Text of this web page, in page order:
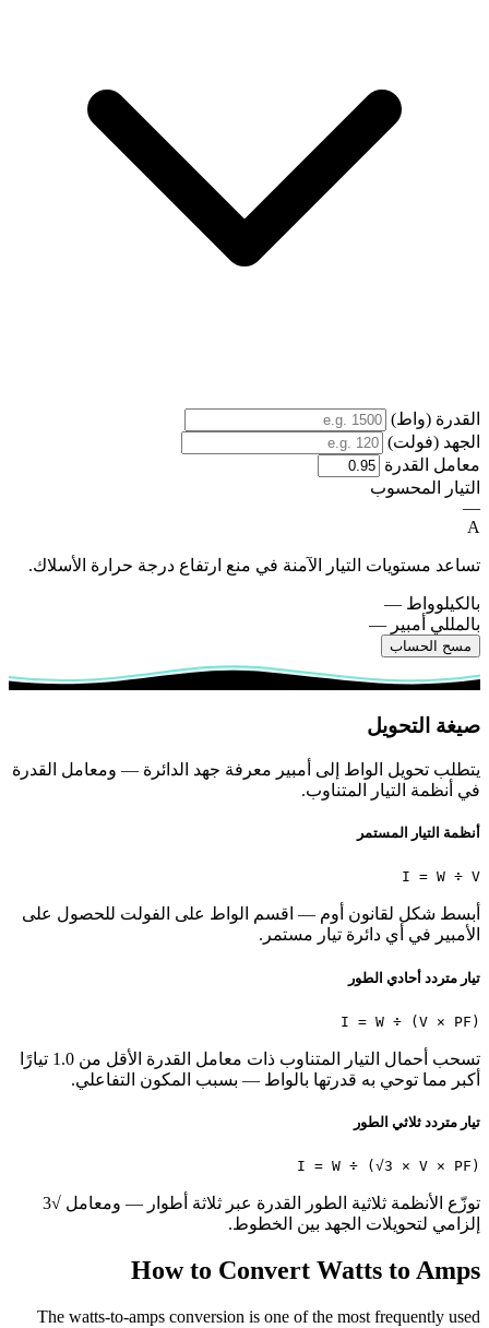
القدرة (واط)
الجهد (فولت)
معامل القدرة
التيار المحسوب
—
A
تساعد مستويات التيار الآمنة في منع ارتفاع درجة حرارة الأسلاك.
بالكيلوواط —
بالمللي أمبير —
مسح الحساب
صيغة التحويل
يتطلب تحويل الواط إلى أمبير معرفة جهد الدائرة — ومعامل القدرة
في أنظمة التيار المتناوب.
أنظمة التيار المستمر
I = W ÷ V
أبسط شكل لقانون أوم — اقسم الواط على الفولت للحصول على
الأمبير في أي دائرة تيار مستمر.
تيار متردد أحادي الطور
I = W ÷ (V × PF)
تسحب أحمال التيار المتناوب ذات معامل القدرة الأقل من 1.0 تيارًا
أكبر مما توحي به قدرتها بالواط — بسبب المكون التفاعلي.
تيار متردد ثلاثي الطور
I = W ÷ (√3 × V × PF)
توزّع الأنظمة ثلاثية الطور القدرة عبر ثلاثة أطوار — ومعامل √3
إلزامي لتحويلات الجهد بين الخطوط.
How to Convert Watts to Amps
The watts-to-amps conversion is one of the most frequently used